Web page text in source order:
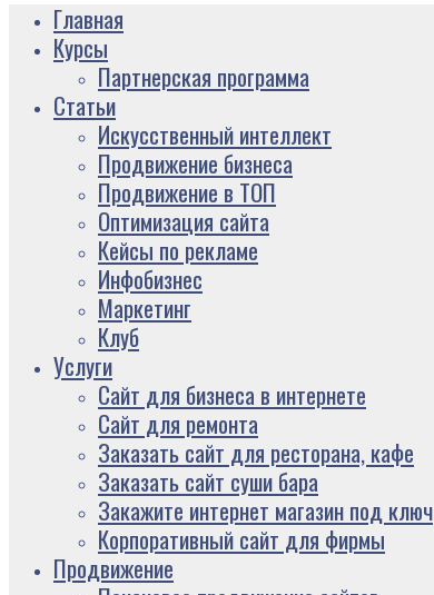
Главная
Курсы
Партнерская программа
Статьи
Искусственный интеллект
Продвижение бизнеса
Продвижение в ТОП
Оптимизация сайта
Кейсы по рекламе
Инфобизнес
Маркетинг
Клуб
Услуги
Сайт для бизнеса в интернете
Сайт для ремонта
Заказать сайт для ресторана, кафе
Заказать сайт суши бара
Закажите интернет магазин под ключ
Корпоративный сайт для фирмы
Продвижение